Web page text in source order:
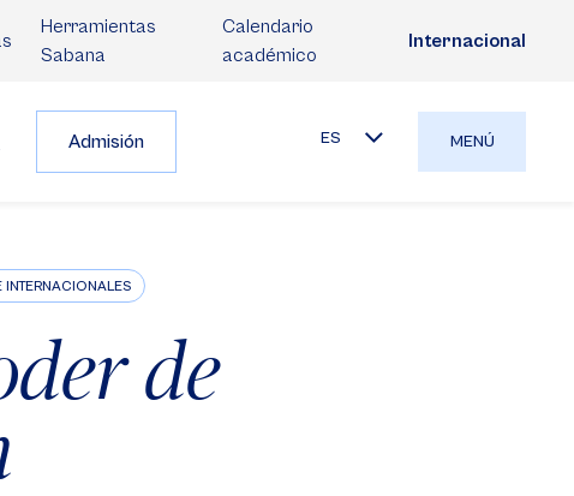
Herramientas
Sabana
Calendario
académico
Internacional
Admisión ES MENÚ
de